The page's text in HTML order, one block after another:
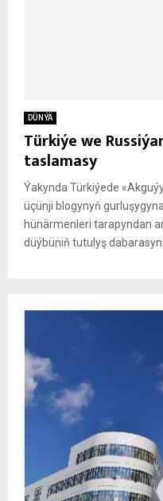
DÜNÝÄ
Türkiýe we
taslamasy
Ýakynda Türkiýede
üçünji blogynyň
hünärmenleri tarapyndan
düýbüniň tutulyş